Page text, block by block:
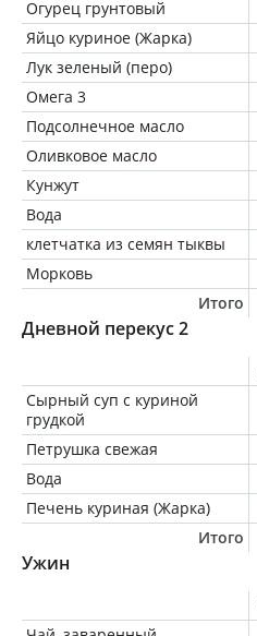
Огурец грунтовый
Яйцо куриное (Жарка)
Лук зеленый (перо)
Омега 3
Подсолнечное масло
Оливковое масло
Кунжут
Вода
клетчатка из семян тыквы
Морковь
Итого
Дневной перекус 2
Сырный суп с куриной
грудкой
Петрушка свежая
Вода
Печень куриная (Жарка)
Итого
Ужин